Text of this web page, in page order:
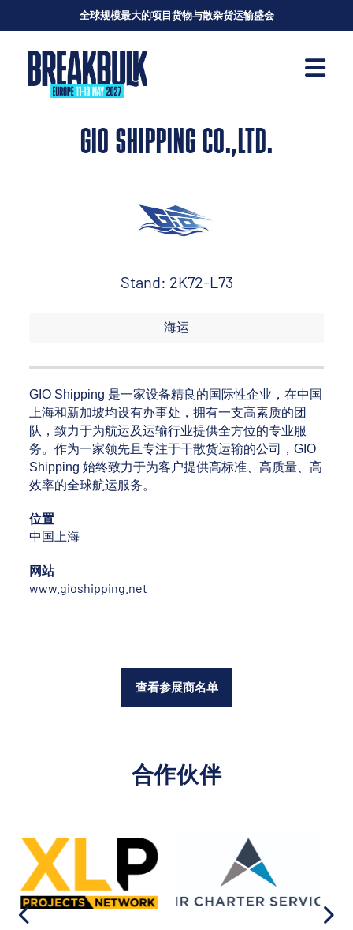
全球规模最大的项目货物与散杂货运输盛会
GIO SHIPPING CO.,LTD.
Stand: 2K72-L73
海运
GIO Shipping 是一家设备精良的国际性企业，在中国
上海和新加坡均设有办事处，拥有一支高素质的团
队，致力于为航运及运输行业提供全方位的专业服
务。作为一家领先且专注于干散货运输的公司，GIO
Shipping 始终致力于为客户提供高标准、高质量、高
效率的全球航运服务。
位置
中国上海
网站
www.gioshipping.net
查看参展商名单
合作伙伴